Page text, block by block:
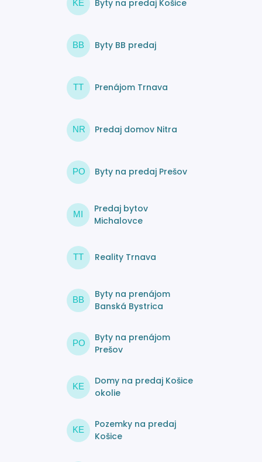
KE Byty na predaj Košice
BB Byty BB predaj
TT Prenájom Trnava
NR Predaj domov Nitra
PO Byty na predaj Prešov
MI
Predaj bytov
Michalovce
TT Reality Trnava
BB
Byty na prenájom
Banská Bystrica
PO
Byty na prenájom
Prešov
KE
Domy na predaj Košice
okolie
KE
Pozemky na predaj
Košice